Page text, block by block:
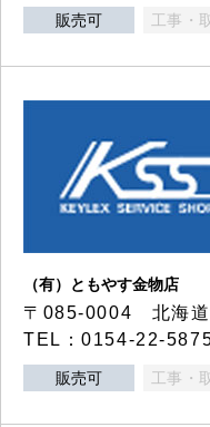
販売可 工事・
（有）ともやす金物店
〒085-0004 北海道
TEL：0154-22-
販売可 工事・